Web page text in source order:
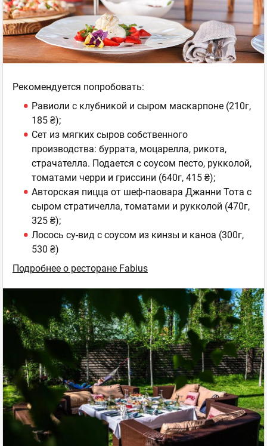
Рекомендуется попробовать:
Равиоли с клубникой и сыром маскарпоне (210г,
185 ₴);
Сет из мягких сыров собственного
производства: буррата, моцарелла, рикота,
страчателла. Подается с соусом песто, рукколой,
томатами черри и гриссини (640г, 415 ₴);
Авторская пицца от шеф-паовара Джанни Тота с
сыром стратичелла, томатами и рукколой (470г,
325 ₴);
Лосось су-вид с соусом из кинзы и каноа (300г,
530 ₴)
Подробнее о ресторане Fabius